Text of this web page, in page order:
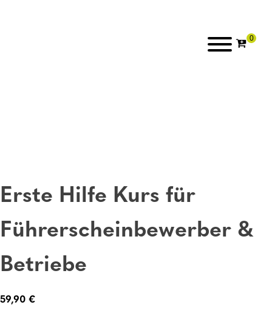
Erste Hilfe Kurs für
Führerscheinbewerber &
Betriebe
59,90 €